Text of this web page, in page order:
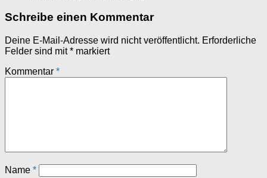
Schreibe einen Kommentar
Deine E-Mail-Adresse wird nicht veröffentlicht. Erforderliche
Felder sind mit* markiert
Kommentar *
Name *